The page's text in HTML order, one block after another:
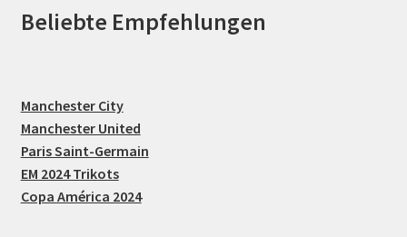
Beliebte Empfehlungen
Manchester City
Manchester United
Paris Saint-Germain
EM 2024 Trikots
Copa América 2024